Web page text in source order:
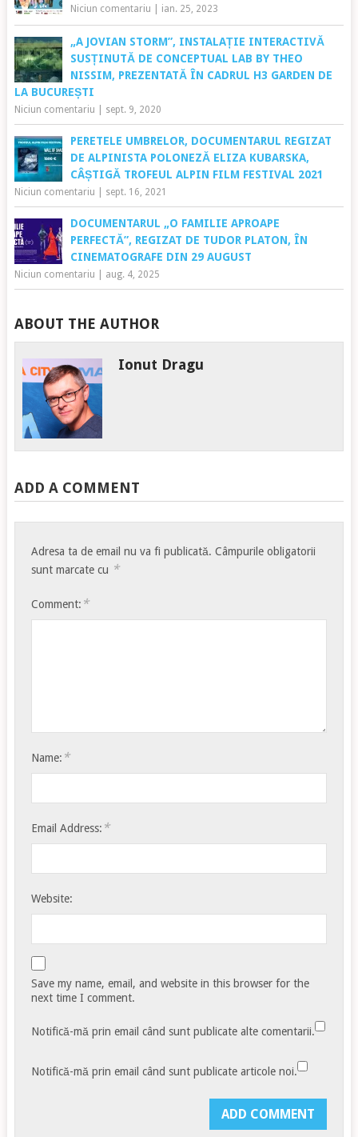
Niciun comentariu ian. 25, 2023
„A JOVIAN STORM”, INSTALAȚIE INTERACTIVĂ
SUSȚINUTĂ DE CONCEPTUAL LAB BY THEO
NISSIM, PREZENTATĂ ÎN CADRUL H3 GARDEN DE
LA BUCUREȘTI
Niciun comentariu sept. 9, 2020
PERETELE UMBRELOR, DOCUMENTARUL REGIZAT
DE ALPINISTA POLONEZĂ ELIZA KUBARSKA,
CÂȘTIGĂ TROFEUL ALPIN FILM FESTIVAL 2021
Niciun comentariu sept. 16, 2021
DOCUMENTARUL „O FAMILIE APROAPE
PERFECTĂ”, REGIZAT DE TUDOR PLATON, ÎN
CINEMATOGRAFE DIN 29 AUGUST
Niciun comentariu aug. 4, 2025
ABOUT THE AUTHOR
Ionut Dragu
ADD A COMMENT
Adresa ta de email nu va fi publicată. Câmpurile obligatorii
sunt marcate cu *
Comment: *
Name: *
Email Address: *
Website:
Save my name, email, and website in this browser for the
next time I comment.
Notifică-mă prin email când sunt publicate alte comentarii.
Notifică-mă prin email când sunt publicate articole noi.